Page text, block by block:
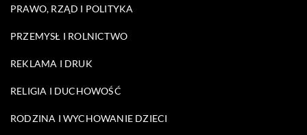
PRAWO, RZĄD I POLITYKA
PRZEMYSŁ I ROLNICTWO
REKLAMA I DRUK
RELIGIA I DUCHOWOŚĆ
RODZINA I WYCHOWANIE DZIECI